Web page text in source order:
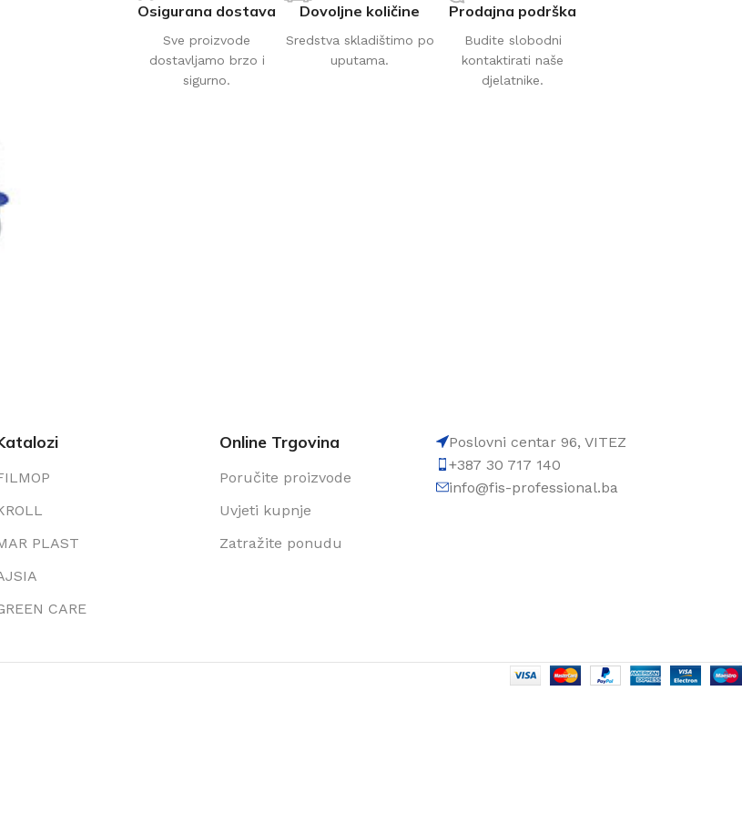
Osigurana dostava
Sve proizvode
dostavljamo brzo i
sigurno.
Dovoljne količine
Sredstva skladištimo po
uputama.
Prodajna podrška
Budite slobodni
kontaktirati naše
djelatnike.
PLAST
CARE
Online Trgovina
Poručite proizvode
Uvjeti kupnje
Zatražite ponudu
Poslovni centar 96, VITEZ
+387 30 717 140
info@fis-professional.ba